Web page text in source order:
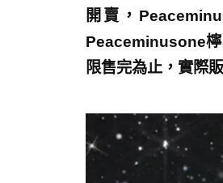
開賣，
Peaceminusone
限售完為止，實際